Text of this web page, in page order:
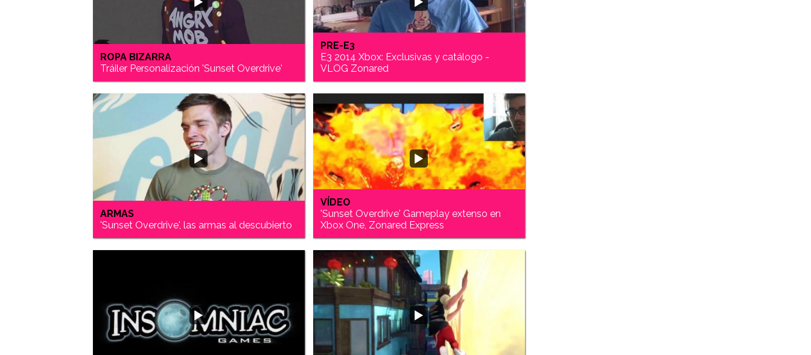
ROPA BIZARRA
Tráiler Personalización 'Sunset Overdrive'
PRE-E3
E3 2014 Xbox: Exclusivas y catálogo -
VLOG Zonared
ARMAS
'Sunset Overdrive', las armas al descubierto
VÍDEO
'Sunset Overdrive' Gameplay extenso en
Xbox One, Zonared Express